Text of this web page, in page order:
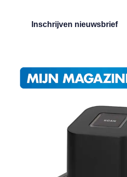
Inschrijven nieuwsbrief